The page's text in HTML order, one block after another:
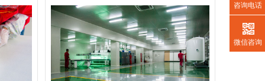
咨询电话
微信咨询